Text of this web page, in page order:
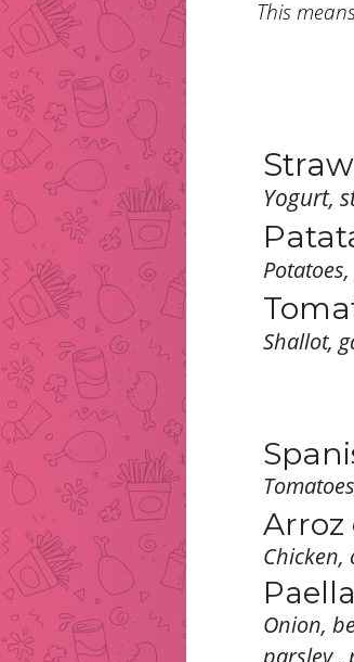
This
Yogurt,
Shallot,
Arroz
Paella
Onion,